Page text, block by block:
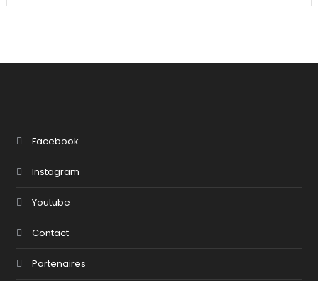
Facebook
Instagram
Youtube
Contact
Partenaires